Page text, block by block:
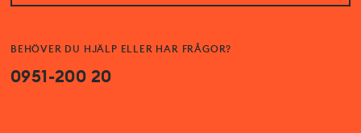
BEHÖVER DU HJÄLP ELLER HAR FRÅGOR?
0951-200 20